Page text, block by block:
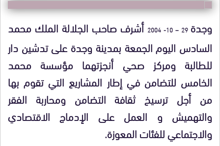
وجدة 29 – 10- 2004
أشرف صاحب الجلالة الملك محمد
السادس اليوم الجمعة بمدينة وجدة على تدشين دار
للطالبة ومركز صحي أنجزتهما مؤسسة محمد
الخامس للتضامن في إطار المشاريع التي تقوم بها
من أجل ترسيخ ثقافة التضامن ومحاربة الفقر
والتهميش و العمل على الإدماج الاقتصادي
والاجتماعي للفئات المعوزة.